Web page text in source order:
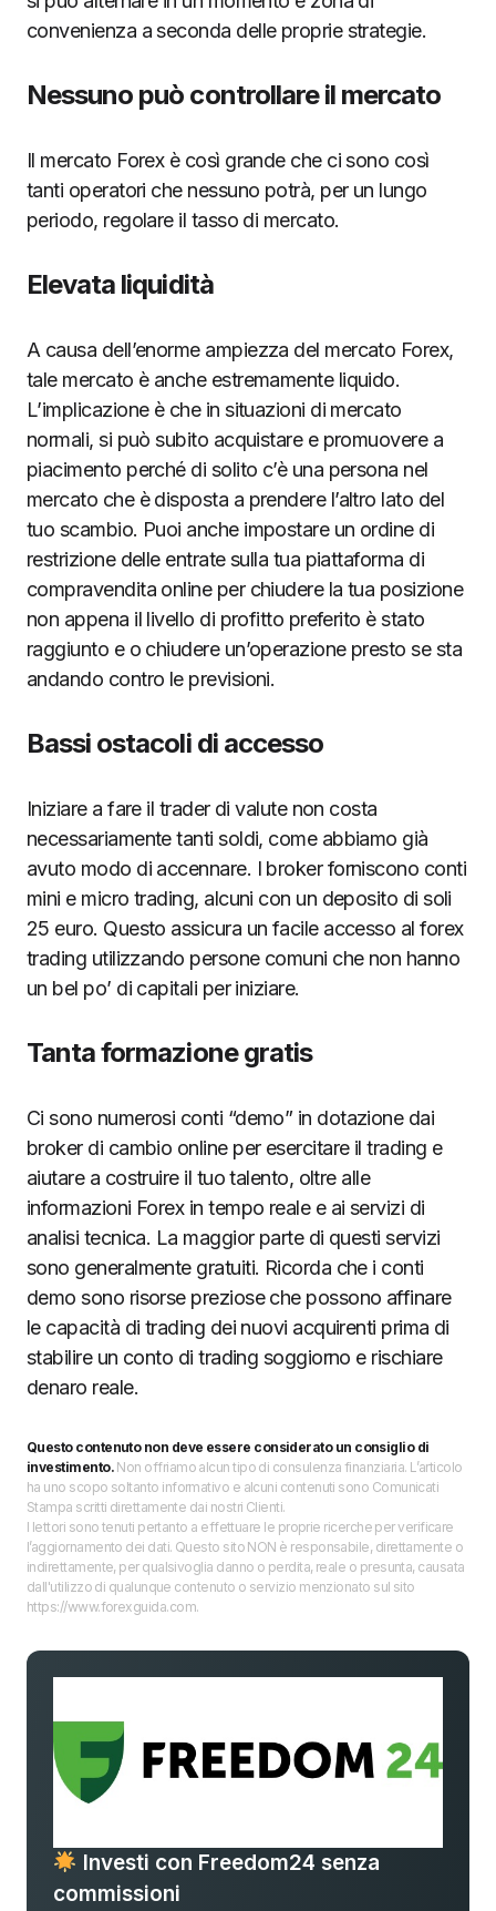
convenienza a seconda delle proprie strategie.
Nessuno può controllare il mercato
Il mercato Forex è così grande che ci sono così
tanti operatori che nessuno potrà, per un lungo
periodo, regolare il tasso di mercato.
Elevata liquidità
A causa dell’enorme ampiezza del mercato Forex,
tale mercato è anche estremamente liquido.
L’implicazione è che in situazioni di mercato
normali, si può subito acquistare e promuovere a
piacimento perché di solito c’è una persona nel
mercato che è disposta a prendere l’altro lato del
tuo scambio. Puoi anche impostare un ordine di
restrizione delle entrate sulla tua piattaforma di
compravendita online per chiudere la tua posizione
non appena il livello di profitto preferito è stato
raggiunto e o chiudere un’operazione presto se sta
andando contro le previsioni.
Bassi ostacoli di accesso
Iniziare a fare il trader di valute non costa
necessariamente tanti soldi, come abbiamo già
avuto modo di accennare. I broker forniscono conti
mini e micro trading, alcuni con un deposito di soli
25 euro. Questo assicura un facile accesso al forex
trading utilizzando persone comuni che non hanno
un bel po’ di capitali per iniziare.
Tanta formazione gratis
Ci sono numerosi conti “demo” in dotazione dai
broker di cambio online per esercitare il trading e
aiutare a costruire il tuo talento, oltre alle
informazioni Forex in tempo reale e ai servizi di
analisi tecnica. La maggior parte di questi servizi
sono generalmente gratuiti. Ricorda che i conti
demo sono risorse preziose che possono affinare
le capacità di trading dei nuovi acquirenti prima di
stabilire un conto di trading soggiorno e rischiare
denaro reale.
Questo contenuto non deve essere considerato un consiglio di
investimento.Non offriamo alcun tipo di consulenza finanziaria. L’articolo
ha uno scopo soltanto informativo e alcuni contenuti sono Comunicati
Stampa scritti direttamente dai nostri Clienti.
I lettori sono tenuti pertanto a effettuare le proprie ricerche per verificare
l’aggiornamento dei dati. Questo sito NON è responsabile, direttamente o
indirettamente, per qualsivoglia danno o perdita, reale o presunta, causata
dall'utilizzo di qualunque contenuto o servizio menzionato sul sito
https://www.forexguida.com.
Investi con Freedom24 senza
commissioni